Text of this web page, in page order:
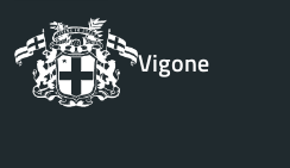
Vigone